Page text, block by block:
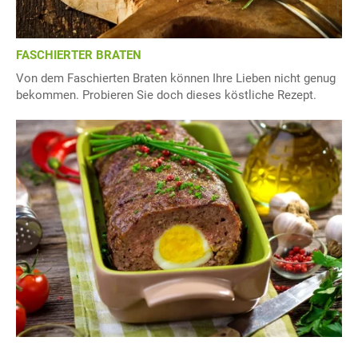
FASCHIERTER BRATEN
Von dem Faschierten Braten können Ihre Lieben nicht genug
bekommen. Probieren Sie doch dieses köstliche Rezept.